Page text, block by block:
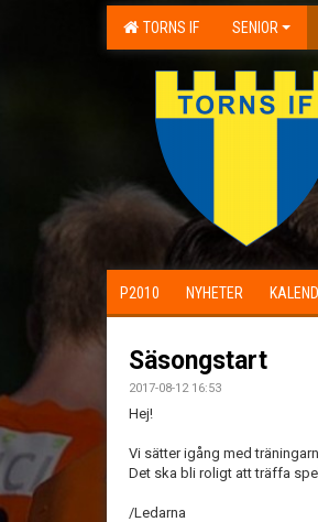
TORNS IF SENIOR
P2010 NYHETER
Säsongstart
2017-08-12 16:53
Hej!
Vi sätter igång med
Det ska bli roligt att träffa
/Ledarna